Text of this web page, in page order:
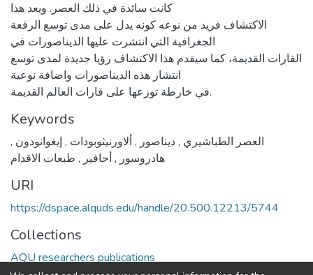
كانت سائدة في ذلك العصر. ويعد هذا
الاكتشاف فريد من نوعه كونه يدل على مدى توسع الرقعة
الجغرافية التي انتشرت عليها الديناصورات في
القارات القديمة، كما سيقدم هذا الاكتشاف رؤيا جديدة لمدى توسع
انتشار هذه الديناصورات واضافة نوعية
في خارطة توزعها على قارات العالم القديمة.
Keywords
العصر الطباشيري ,ديناصور , ألاورنيثوبودات ,إيغوانودون ,
هادروسور , أحافير , طبعات الاقدام
URI
https://dspace.alquds.edu/handle/20.500.12213/5744
Collections
AQU researchers publications